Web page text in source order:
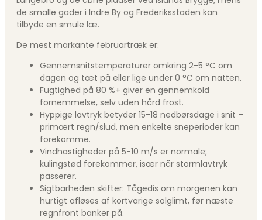
de smalle gader i Indre By og Frederiksstaden kan
tilbyde en smule læ.
De mest markante februartræk er:
Gennemsnitstemperaturer omkring 2-5 °C om
dagen og tæt på eller lige under 0 °C om natten.
Fugtighed på 80 %+ giver en gennemkold
fornemmelse, selv uden hård frost.
Hyppige lavtryk betyder 15-18 nedbørsdage i snit –
primært regn/slud, men enkelte sneperioder kan
forekomme.
Vindhastigheder på 5-10 m/s er normale;
kulingstød forekommer, især når stormlavtryk
passerer.
Sigtbarheden skifter: Tågedis om morgenen kan
hurtigt afløses af kortvarige solglimt, før næste
regnfront banker på.